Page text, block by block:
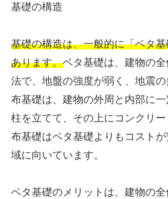
基礎の構造
基礎の構造は、一般的に「ベタ
あります。ベタ基礎は、建物の
法で、地盤の強度が弱く、地震の
布基礎は、建物の外周と内部に
柱を立てて、その上にコンクリー
布基礎はベタ基礎よりもコスト
域に向いています。
ベタ基礎のメリットは、建物の